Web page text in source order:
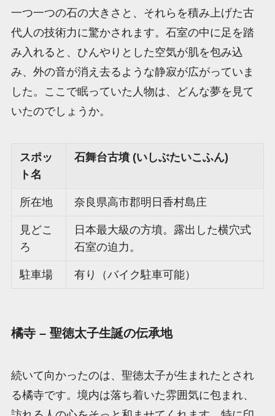
一つ一つの石の大きさと、それらを積み上げた古
代人の技術力に驚かされます。石室の中に足を踏
み入れると、ひんやりとした空気が肌を包み込
み、外の音が消え去るような静寂が広がっていま
した。ここで眠っていた人物は、どんな夢を見て
いたのでしょうか。
スポッ
ト名
石舞台古墳 (いしぶたいこふん)
所在地 奈良県高市郡明日香村島庄
見どこ
ろ
日本最大級の方墳。露出した横穴式
石室の迫力。
駐車場 有り（バイク駐車可能）
橘寺 – 聖徳太子生誕の伝承地
続いて向かったのは、聖徳太子が生まれたとされ
る橘寺です。境内は落ち着いた雰囲気に包まれ、